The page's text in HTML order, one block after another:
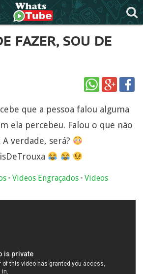
FAZER, SOU DE
que a pessoa falou alguma
ela percebeu. Falou o que não
verdade, será?
• Videos Engraçados • Videos